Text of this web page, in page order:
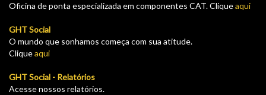
Oficina de ponta especializada em componentes CAT. Cliqueaqui
GHT Social
O mundo que sonhamos começa com sua atitude.
Cliqueaqui
GHT Social - Relatórios
Acesse nossos relatórios.